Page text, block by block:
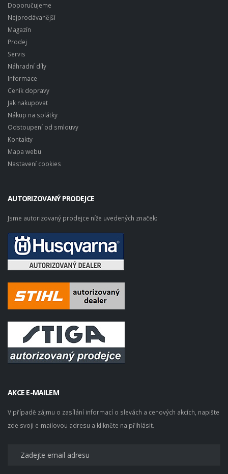
Doporučujeme
Nejprodávanější
Magazín
Prodej
Servis
Náhradní díly
Informace
Ceník dopravy
Jak nakupovat
Nákup na splátky
Odstoupení od smlouvy
Kontakty
Mapa webu
Nastavení cookies
AUTORIZOVANÝ PRODEJCE
Jsme autorizovaný prodejce níže uvedených značek:
AKCE E-MAILEM
V případě zájmu o zasílání informací o slevách a cenových akcích, napište
zde svoji e-mailovou adresu a klikněte na přihlásit.